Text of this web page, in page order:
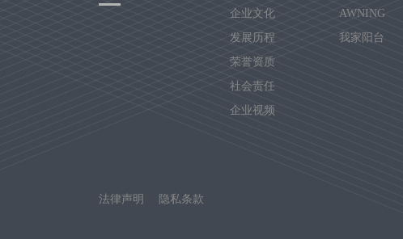
企业文化
发展历程
荣誉资质
社会责任
企业视频
AWNING
我家阳台
法律声明 隐私条款